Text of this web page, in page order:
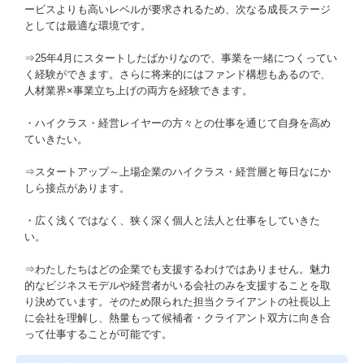
ービスよりも高いレベルが要求されるため、次なる成長ステージ
としては最適な環境です。
⇒25年4月にスタートしたばかりなので、事業を一緒につくってい
く経験ができます。さらに将来的にはファンド構想もあるので、
人材業界×事業立ち上げの両方を経験できます。
・ハイクラス・経営レイヤーの方々との仕事を通じて自身を高め
ていきたい。
⇒スタートアップ～上場企業のハイクラス・経営層と毎日なにか
しら接点があります。
・広く浅くではなく、狭く深く個人と法人と仕事をしていきた
い。
⇒わたしたちはどの企業でも支援するわけではありません。魅力
的なビジネスモデルや経営者がいる会社のみを支援することを取
り決めています。そのため限られた担当クライアントの社長以上
に会社を理解し、熱量もって候補者・クライアント双方に向き合
って仕事することが可能です。